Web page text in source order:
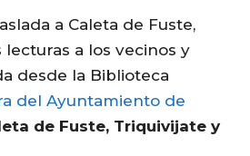
a Caleta de Fuste,
a los vecinos y
desde la Biblioteca
del Ayuntamiento de
de Fuste, Triquivijate y